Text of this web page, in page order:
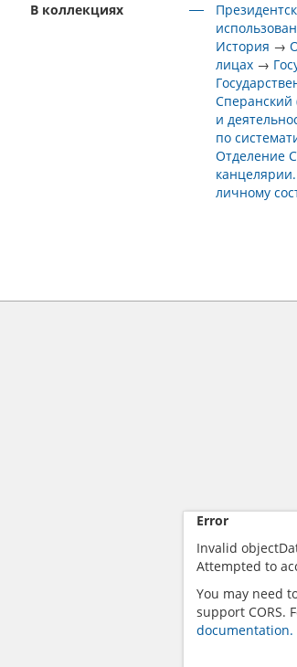
В коллекциях
История →
лицах →
Сперанский
и
по
Отделение
личному
Error
Invalid
Attempted to
You may need
support CORS.
documentation.